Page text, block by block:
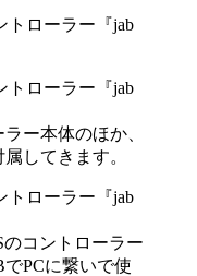
ー本体のほか、
してきます。
コントローラー
PCに繋いで使